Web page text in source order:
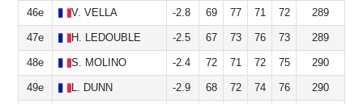
46e V. VELLA -2.8 69 77 71 72 289
47e H. LEDOUBLE -2.5 67 73 76 73 289
48e S. MOLINO -2.4 72 71 72 75 290
49e L. DUNN -2.9 68 72 74 76 290